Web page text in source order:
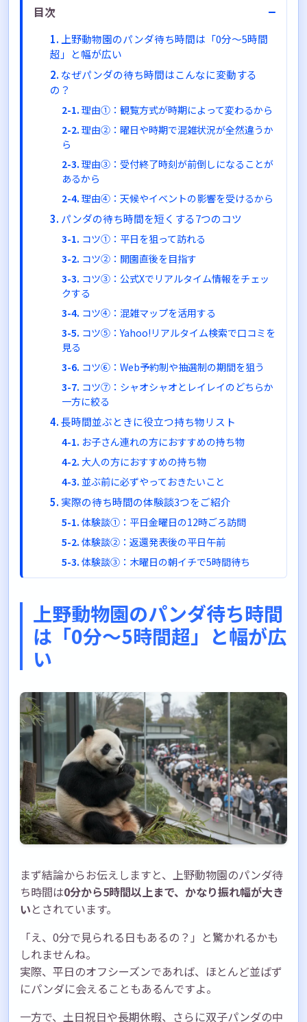
目次 −
上野動物園のパンダ待ち時間は「0分〜5時間
超」と幅が広い
なぜパンダの待ち時間はこんなに変動する
の？
理由①：観覧方式が時期によって変わるから
理由②：曜日や時期で混雑状況が全然違うか
ら
理由③：受付終了時刻が前倒しになることが
あるから
理由④：天候やイベントの影響を受けるから
パンダの待ち時間を短くする7つのコツ
コツ①：平日を狙って訪れる
コツ②：開園直後を目指す
コツ③：公式Xでリアルタイム情報をチェッ
クする
コツ④：混雑マップを活用する
コツ⑤：Yahoo!リアルタイム検索で口コミを
見る
コツ⑥：Web予約制や抽選制の期間を狙う
コツ⑦：シャオシャオとレイレイのどちらか
一方に絞る
長時間並ぶときに役立つ持ち物リスト
お子さん連れの方におすすめの持ち物
大人の方におすすめの持ち物
並ぶ前に必ずやっておきたいこと
実際の待ち時間の体験談3つをご紹介
体験談①：平日金曜日の12時ごろ訪問
体験談②：返還発表後の平日午前
体験談③：木曜日の朝イチで5時間待ち
観覧時間が意外と短いことも知っておきまし
出発前にチェックしたい3つの情報源
①上野動物園公式X（旧Twitter）
まとめ：上野動物園のパンダ待ち時間を攻略
するポイント
上野動物園のパンダ待ち時間
は「0分〜5時間超」と幅が広
い
まず結論からお伝えしますと、上野動物園のパンダ待
ち時間は0分から5時間以上まで、かなり振れ幅が大き
いとされています。
「え、0分で見られる日もあるの？」と驚かれるかも
しれませんね。
実際、平日のオフシーズンであれば、ほとんど並ばず
にパンダに会えることもあるんですよ。
一方で、土日祝日や長期休暇、さらに双子パンダの中